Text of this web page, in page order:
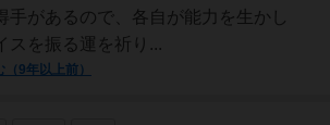
手があるので、各自が能力を生かし
スを振る運を祈り...
9年以上前）